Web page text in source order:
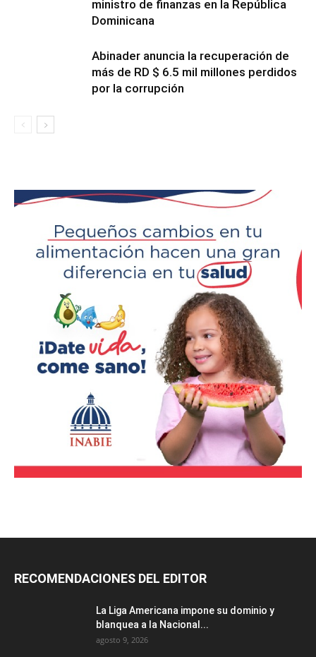
ministro de finanzas en la República
Dominicana
Abinader anuncia la recuperación de
más de RD $ 6.5 mil millones perdidos
por la corrupción
RECOMENDACIONES DEL EDITOR
La Liga Americana impone su dominio y
blanquea a la Nacional...
agosto 9, 2026